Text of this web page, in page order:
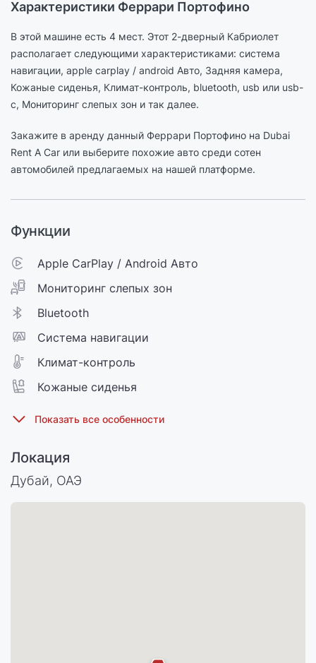
Характеристики Феррари Портофино
В этой машине есть 4 мест. Этот 2-дверный Кабриолет
располагает следующими характеристиками: cистема
навигации, apple carplay / android Авто, Задняя камера,
Кожаные сиденья, Климат-контроль, bluetooth, usb или usb-
c, Мониторинг слепых зон и так далее.
Закажите в аренду данный Феррари Портофино на Dubai
Rent A Car или выберите похожие авто среди сотен
автомобилей предлагаемых на нашей платформе.
Функции
Apple CarPlay / Android Авто
Мониторинг слепых зон
Bluetooth
Cистема навигации
Климат-контроль
Кожаные сиденья
Локация
Дубай, ОАЭ